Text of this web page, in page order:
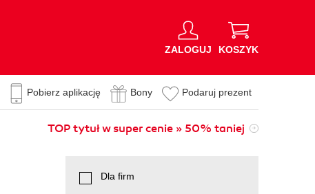
ZALOGUJ KOSZYK
Pobierz aplikację Bony Podaruj prezent
TOP tytuł w super cenie » 50% taniej
Dla firm